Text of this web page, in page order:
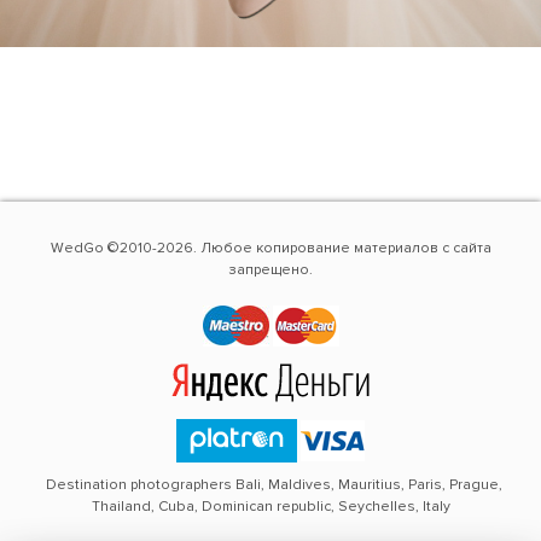
WedGo ©2010-2026. Любое копирование материалов с сайта
запрещено.
Destination photographers Bali, Maldives, Mauritius, Paris, Prague,
Thailand, Cuba, Dominican republic, Seychelles, Italy